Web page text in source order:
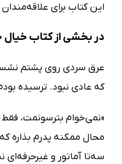
این کتاب برای
در بخشی از کتاب خیال
عرق سردی روی پشتم
که عادی نبود. ترسیده
«نمی‌خوام بترسونمت،
محال ممکنه پدرم بذاره
سه‌تا آماتور و غیرحرفه‌ای